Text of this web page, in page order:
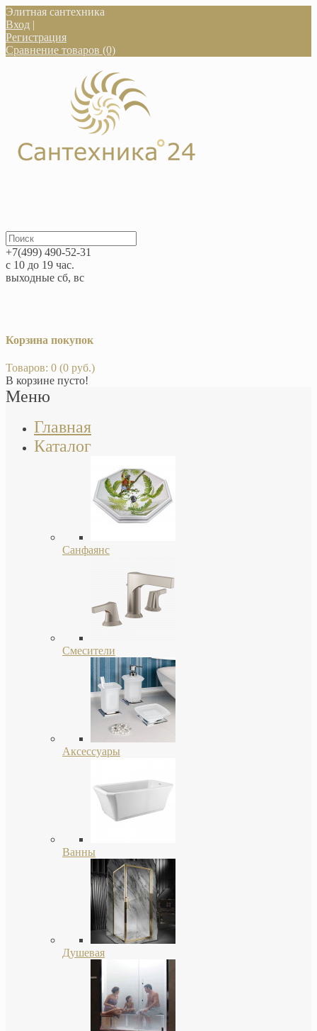
Элитная сантехника
Вход |
Регистрация
Сравнение товаров (0)
+7(499) 490-52-31
с 10 до 19 час.
выходные сб, вс
Корзина покупок
Товаров: 0 (0 руб.)
В корзине пусто!
Меню
Главная
Каталог
Санфаянс
Смесители
Аксессуары
Ванны
Душевая